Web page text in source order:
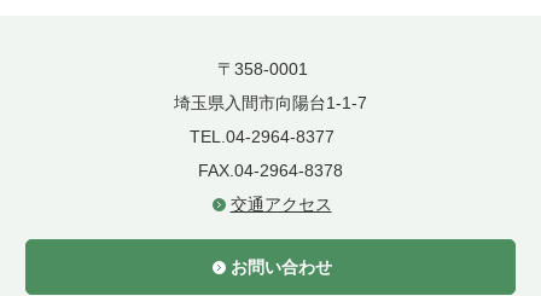
〒358-0001
埼玉県入間市向陽台1-1-7
TEL.04-2964-8377
FAX.04-2964-8378
交通アクセス
お問い合わせ